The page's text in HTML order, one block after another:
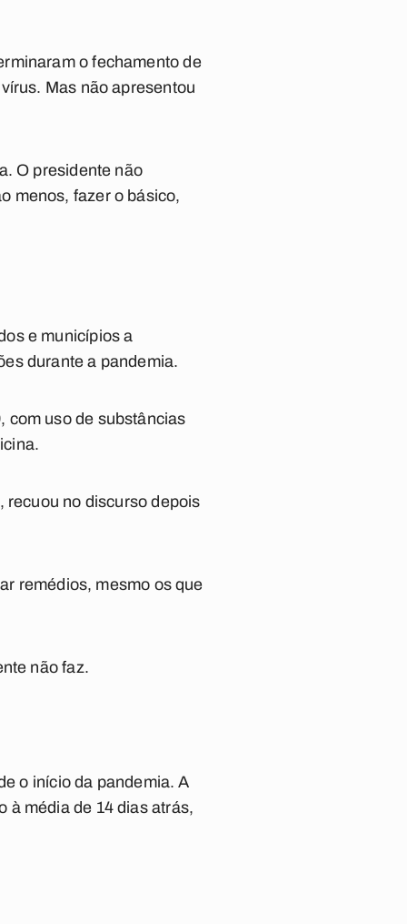
o fechamento de
Mas não apresentou
O presidente não
menos, fazer o básico,
e municípios a
durante a pandemia.
com uso de substâncias
recuou no discurso depois
remédios, mesmo os que
não faz.
o início da pandemia. A
à média de 14 dias atrás,